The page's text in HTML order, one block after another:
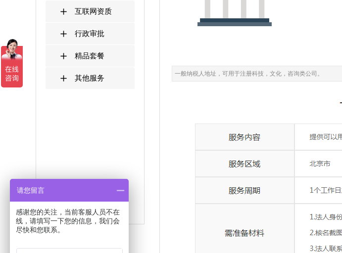
一般纳税人地址，可用于注册科技，文化，咨询类公司。
互联网资质
行政审批
精品套餐
其他服务
请您留言
感谢您的关注，当前客服人员不在
线，请填写一下您的信息，我们会
尽快和您联系。